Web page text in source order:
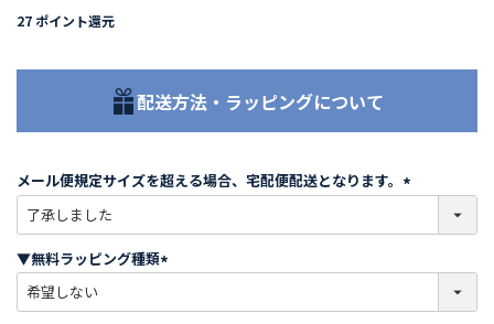
27 ポイント還元
配送方法・ラッピングについて
メール便規定サイズを超える場合、宅配便配送となります。
必
)
▼無料ラッピング種類
必